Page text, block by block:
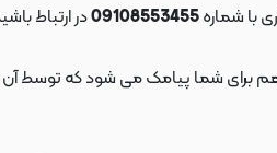
با شماره در ارتباط